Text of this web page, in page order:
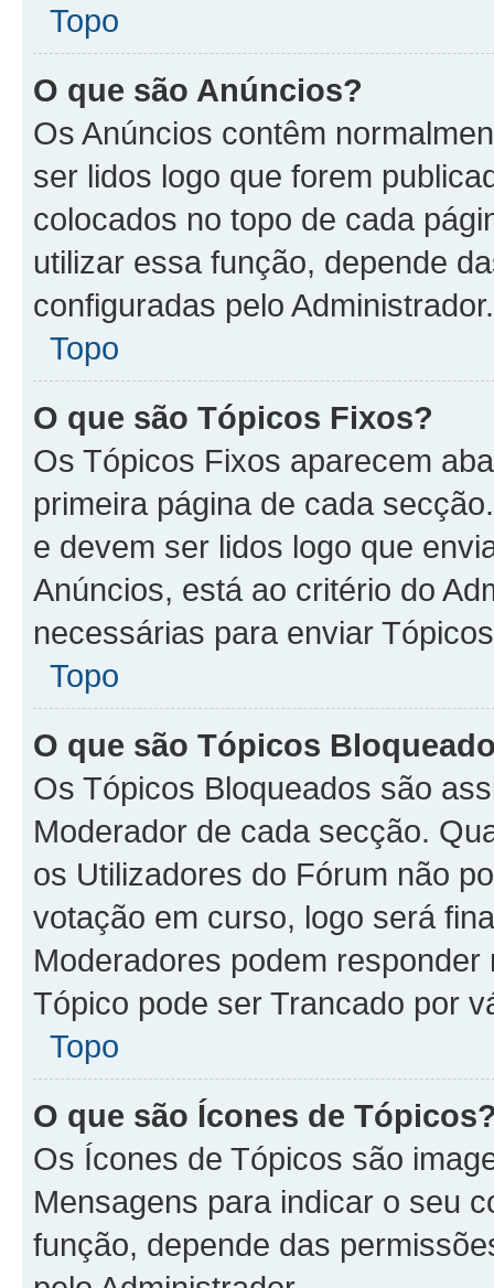
Topo
O que são Anúncios?
Os Anúncios contêm
ser lidos logo que forem
colocados no topo de cada
utilizar essa função, depende
configuradas pelo Administrador.
Topo
O que são Tópicos Fixos?
Os Tópicos Fixos aparecem
primeira página de cada
e devem ser lidos logo que
Anúncios, está ao critério do
necessárias para enviar
Topo
O que são Tópicos
Os Tópicos Bloqueados são
Moderador de cada secção.
os Utilizadores do Fórum não
votação em curso, logo será
Moderadores podem
Tópico pode ser Trancado por
Topo
O que são Ícones de
Os Ícones de Tópicos são
Mensagens para indicar o seu
função, depende das